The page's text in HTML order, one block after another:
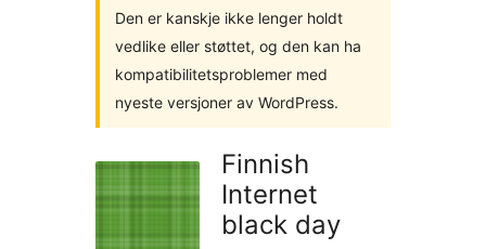
Den er kanskje ikke lenger holdt
vedlike eller støttet, og den kan ha
kompatibilitetsproblemer med
nyeste versjoner av WordPress.
Finnish
Internet
black day